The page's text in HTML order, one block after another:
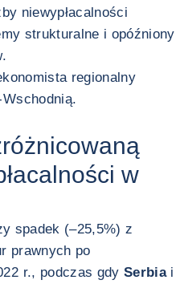
niewypłacalności
strukturalne i opóźniony
regionalny
w
spadek (–25,5%) z
prawnych po
r., podczas gdy Serbia i